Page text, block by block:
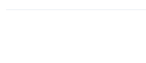
НОВОСТИ О ВОЙНЕ